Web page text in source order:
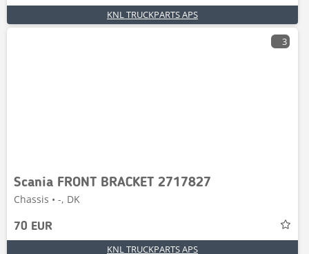
KNL TRUCKPARTS APS
3
Scania FRONT BRACKET 2717827
Chassis • -, DK
70 EUR
KNL TRUCKPARTS APS